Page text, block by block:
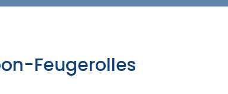
Feugerolles